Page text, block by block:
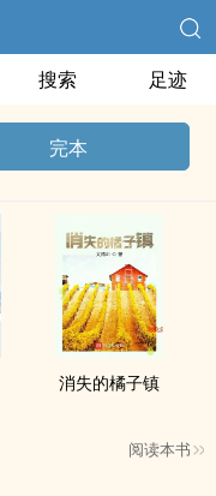
搜索 足迹
完本
消失的橘子镇
阅读本书